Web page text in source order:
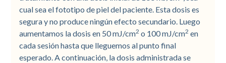
cual sea el fototipo de piel del paciente. Esta dosis es
segura y no produce ningún efecto secundario. Luego
aumentamos la dosis en 50 mJ/cm2 o 100 mJ/cm2 en
cada sesión hasta que lleguemos al punto final
esperado. A continuación, la dosis administrada se